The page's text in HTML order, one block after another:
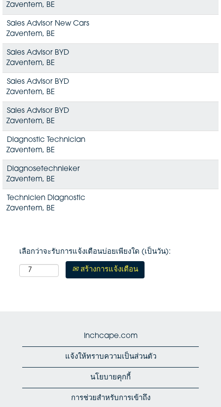
Zaventem, BE
Sales Advisor New Cars
Zaventem, BE
Sales Advisor BYD
Zaventem, BE
Sales Advisor BYD
Zaventem, BE
Sales Advisor BYD
Zaventem, BE
Diagnostic Technician
Zaventem, BE
Diagnosetechnieker
Zaventem, BE
Technicien Diagnostic
Zaventem, BE
เลือกว่าจะรับการแจ้งเตือนบ่อยเพียงใด (เป็นวัน):
สร้างการแจ้งเตือน
Inchcape.com
แจ้งให้ทราบความเป็นส่วนตัว
นโยบายคุกกี้
การช่วยสำหรับการเข้าถึง